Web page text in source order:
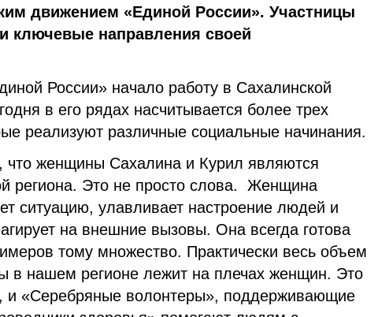
движением «Единой России». Участницы
ключевые направления своей
России» начало работу в Сахалинской
в его рядах насчитывается более трех
реализуют различные социальные начинания.
что женщины Сахалина и Курил являются
региона. Это не просто слова. Женщина
ситуацию, улавливает настроение людей и
на внешние вызовы. Она всегда готова
тому множество. Практически весь объем
в нашем регионе лежит на плечах женщин. Это
и «Серебряные волонтеры», поддерживающие